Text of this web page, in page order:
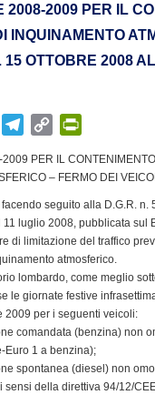
2008-2009 PER IL
INQUINAMENTO
15 OTTOBRE 2008
W
l
g
r
a
m
C
p
L
i
n
k
i
t
F
r
i
e
n
l
y
PER IL
– FERMO DEI
seguito alla D.G.R.
luglio 2008, pubblicata sul
di limitazione del traffico
atmosferico.
lombardo, come meglio
le giornate festive
2009 per i seguenti veicoli:
comandata (benzina) non
Euro 1 a benzina);
spontanea (diesel) non
della direttiva 94/12/CEE